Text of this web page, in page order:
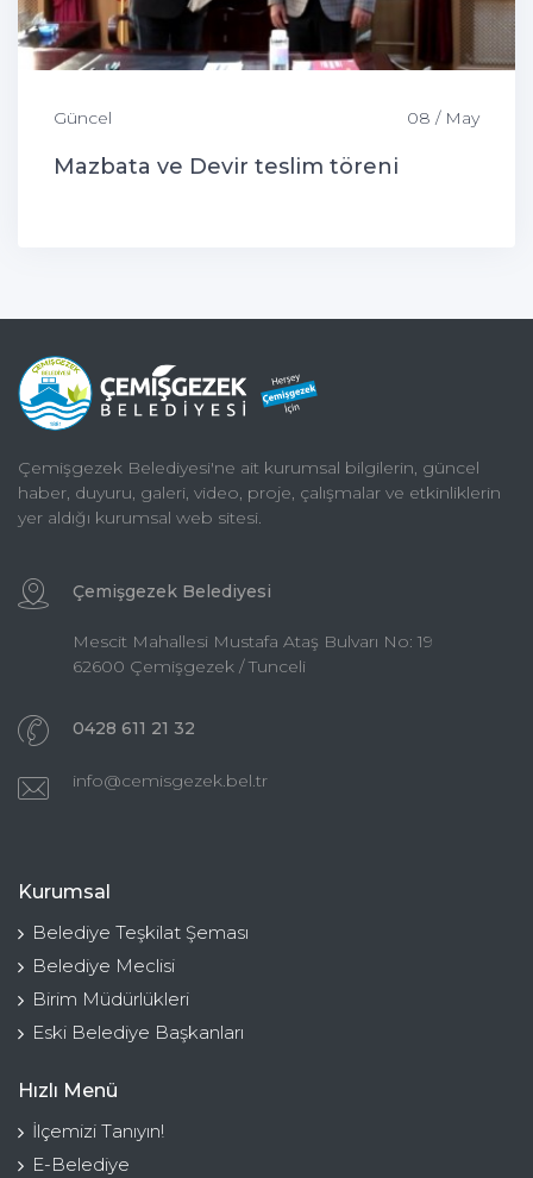
Güncel 08 / May
Mazbata ve Devir teslim töreni
Çemişgezek Belediyesi'ne ait kurumsal bilgilerin, güncel
haber, duyuru, galeri, video, proje, çalışmalar ve etkinliklerin
yer aldığı kurumsal web sitesi.
Çemişgezek Belediyesi
Mescit Mahallesi Mustafa Ataş Bulvarı No: 19
62600 Çemişgezek / Tunceli
0428 611 21 32
info@cemisgezek.bel.tr
Kurumsal
Belediye Teşkilat Şeması
Belediye Meclisi
Birim Müdürlükleri
Eski Belediye Başkanları
Hızlı Menü
İlçemizi Tanıyın!
E-Belediye